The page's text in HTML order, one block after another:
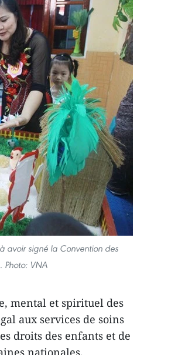
avoir signé la Convention des
Photo: VNA
mental et spirituel des
aux services de soins
droits des enfants et de
nationales.